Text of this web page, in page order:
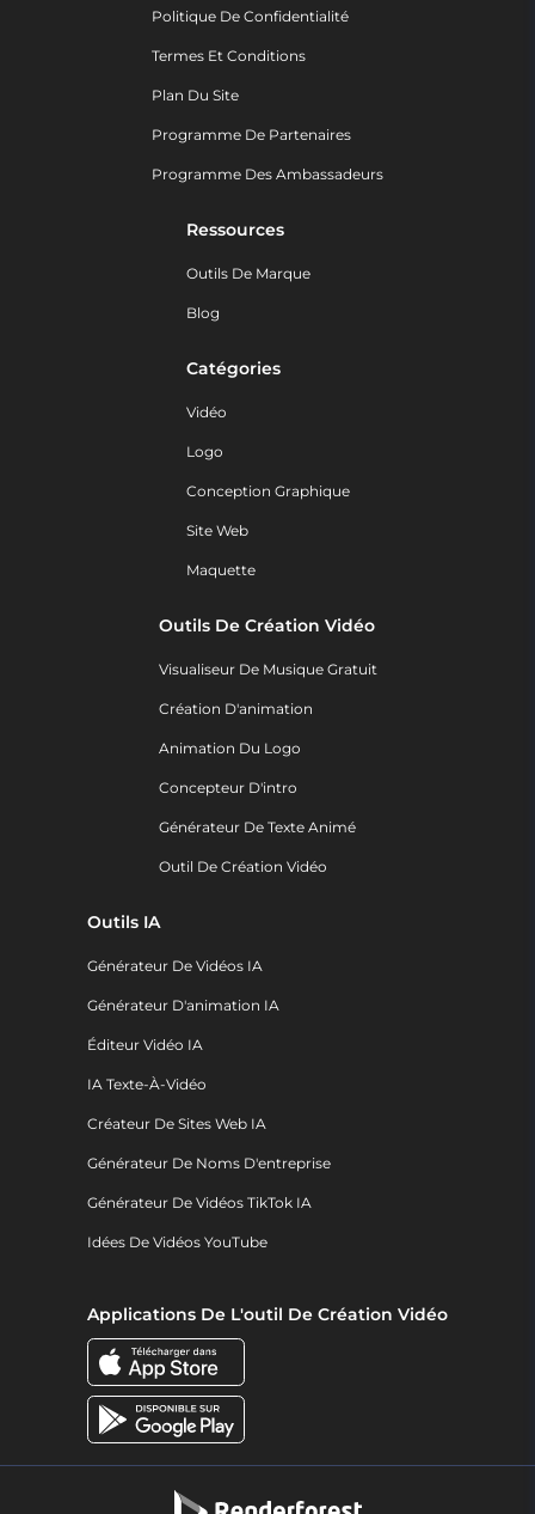
Politique De Confidentialité
Termes Et Conditions
Plan Du Site
Programme De Partenaires
Programme Des Ambassadeurs
Ressources
Outils De Marque
Blog
Catégories
Vidéo
Logo
Conception Graphique
Site Web
Maquette
Outils De Création Vidéo
Visualiseur De Musique Gratuit
Création D'animation
Animation Du Logo
Concepteur D'intro
Générateur De Texte Animé
Outil De Création Vidéo
Outils IA
Générateur De Vidéos IA
Générateur D'animation IA
Éditeur Vidéo IA
IA Texte-À-Vidéo
Créateur De Sites Web IA
Générateur De Noms D'entreprise
Générateur De Vidéos TikTok IA
Idées De Vidéos YouTube
Applications De L'outil De Création Vidéo